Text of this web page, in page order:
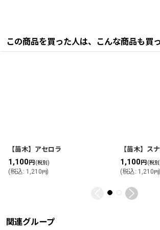
この商品を買った人は、こんな商品も買
【苗木】アセロラ
1,100円(税別)
(税込: 1,210円)
【苗木】ス
1,100円(税
(税込: 1,210円)
関連グループ